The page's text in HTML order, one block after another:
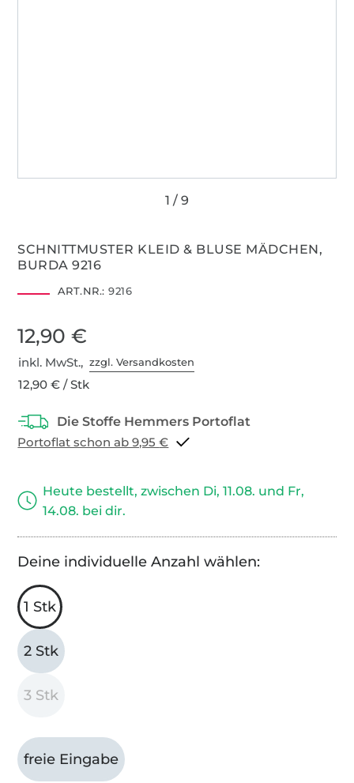
SCHNITTMUSTER KLEID & BLUSE MÄDCHEN,
BURDA 9216
ART.NR.: 9216
12,90 €
inkl. MwSt.,zzgl. Versandkosten
12,90 € / Stk
Portoflat schon ab 9,95 €
Heute bestellt, zwischen Di, 11.08. und Fr,
14.08. bei dir.
Deine individuelle Anzahl wählen:
1 Stk
2 Stk
3 Stk
freie Eingabe